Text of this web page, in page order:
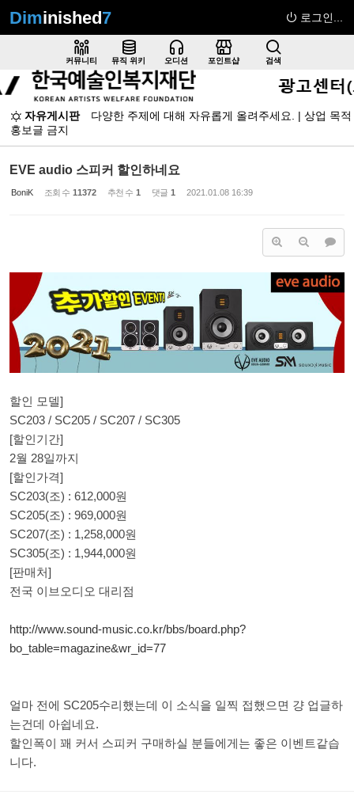
Diminished7 로그인...
커뮤니티 뮤직 위키 오디션 포인트샵 검색
자유게시판
다양한 주제에 대해 자유롭게 올려주세요. | 상업 목적
홍보글 금지
EVE audio 스피커 할인하네요
BoniK 조회 수 11372 추천 수 1 댓글 1 2021.01.08 16:39
할인 모델]
SC203 / SC205 / SC207 / SC305
[할인기간]
2월 28일까지
[할인가격]
SC203(조) : 612,000원
SC205(조) : 969,000원
SC207(조) : 1,258,000원
SC305(조) : 1,944,000원
[판매처]
전국 이브오디오 대리점
http://www.sound-music.co.kr/bbs/board.php?
bo_table=magazine&wr_id=77
얼마 전에 SC205수리했는데 이 소식을 일찍 접했으면 걍 업글하
는건데 아쉽네요.
할인폭이 꽤 커서 스피커 구매하실 분들에게는 좋은 이벤트같습
니다.
Sketchbook5, 스케치북5
Sketchbook5, 스케치북5